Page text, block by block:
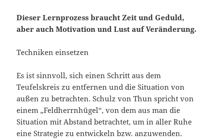
Dieser Lernprozess braucht Zeit und Geduld,
aber auch Motivation und Lust auf Veränderung.
Techniken einsetzen
Es ist sinnvoll, sich einen Schritt aus dem
Teufelskreis zu entfernen und die Situation von
außen zu betrachten. Schulz von Thun spricht von
einem „Feldherrnhügel“, von dem aus man die
Situation mit Abstand betrachtet, um in aller Ruhe
eine Strategie zu entwickeln bzw. anzuwenden.